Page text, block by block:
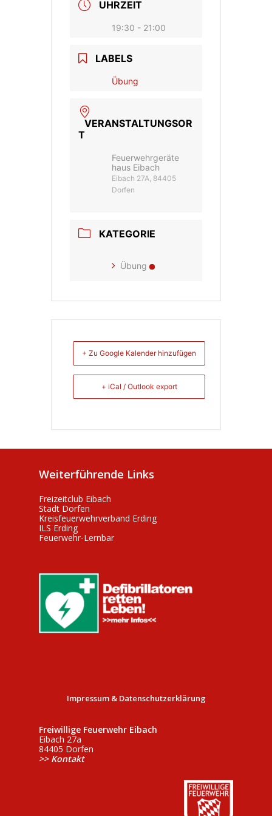
UHRZEIT
19:30 - 21:00
LABELS
Übung
VERANSTALTUNGSOR
T
Feuerwehrgeräte
haus Eibach
Eibach 27A, 84405
Dorfen
KATEGORIE
Übung
+ Zu Google Kalender hinzufügen
+ iCal / Outlook export
Weiterführende Links
Freizeitclub Eibach
Stadt Dorfen
Kreisfeuerwehrverband Erding
ILS Erding
Feuerwehr-Lernbar
Impressum & Datenschutzerklärung
Freiwillige Feuerwehr Eibach
Eibach 27a
84405 Dorfen
>> Kontakt